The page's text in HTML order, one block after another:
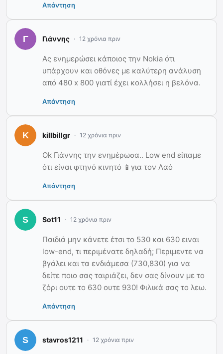
Απάντηση
Γιάννης 12 χρόνια πριν
Ας ενημερώσει κάποιος την Nokia ότι
υπάρχουν και οθόνες με καλύτερη ανάλυση
από 480 x 800 γιατί έχει κολλήσει η βελόνα.
Απάντηση
killbillgr 12 χρόνια πριν
Ok Γιάννης την ενημέρωσα.. Low end είπαμε
ότι είναι φτηνό κινητό 📱για τον Λαό
Απάντηση
Sot11 12 χρόνια πριν
Παιδιά μην κάνετε έτσι το 530 και 630 ειναι
low-end, τι περιμένατε δηλαδή; Περιμεντε να
βγάλει και τα ενδιάμεσα (730,830) για να
δείτε ποιο σας ταιριάζει, δεν σας δίνουν με το
ζόρι ουτε το 630 ουτε 930! Φιλικά σας το λεω.
Απάντηση
stavros1211 12 χρόνια πριν